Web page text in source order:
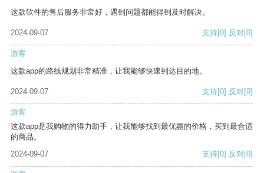
这款软件的售后服务非常好，遇到问题都能得到及时解决。
2024-09-07 支持[0] 反对[0]
游客
这款app的路线规划非常精准，让我能够快速到达目的地。
2024-09-07 支持[0] 反对[0]
游客
这款app是我购物的得力助手，让我能够找到最优惠的价格，买到最合适
的商品。
2024-09-07
支持[0] 反对[0]